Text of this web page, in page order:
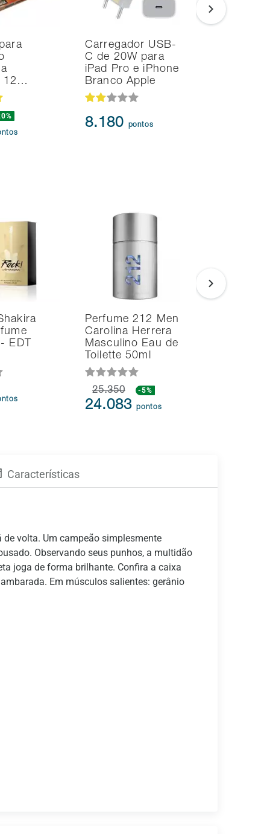
12…
Carregador USB-
C de 20W para
iPad Pro e iPhone
Branco Apple
8.180 pontos
EDT
Perfume 212 Men
Carolina Herrera
Masculino Eau de
Toilette 50ml
25.350 -5%
24.083pontos
Características
volta. Um campeão simplesmente
Observando seus punhos, a multidão
joga de forma brilhante. Confira a caixa
Em músculos salientes: gerânio